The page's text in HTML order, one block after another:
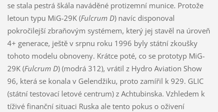
se stala pestrá škála naváděné protizemní munice. Protože
letoun typu MiG-29K (Fulcrum D) navíc disponoval
pokročilejší zbraňovým systémem, který jej stavěl na úroveň
4+ generace, ještě v srpnu roku 1996 byly státní zkoušky
tohoto modelu obnoveny. Krátce poté, co se prototyp MiG-
29K (Fulcrum D) (modrá 312), vrátil z Hydro Aviation Show
96, která se konala v Gelendžiku, proto zamířil k 929. GLIC
(státní testovací letové centrum) z Achtubinska. Vzhledem k
tíživé finanční situaci Ruska ale tento pokus o oživení